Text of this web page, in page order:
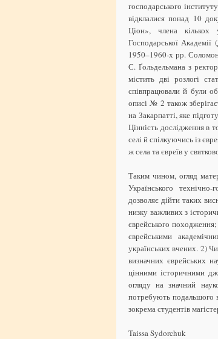
господарського
відклалися понад 10
Ціон», члена кількох
Господарської
1950–1960-х рр.
С. Ґольдельмана з
містить дві розлогі
співпрацювали й були
описі № 2 також
на Закарпатті, яке
Цінність дослідження в
селі й спілкуючись із
ж села та євреїв у
Таким чином, огляд
Українського
дозволяє дійти таких
низку важливих з
єврейського
єврейськими
українських вчених. 2)
визначних єврейських
цінними історичними
огляду на значний
потребують подальшого
зокрема студентів
Taissa Sydorchuk